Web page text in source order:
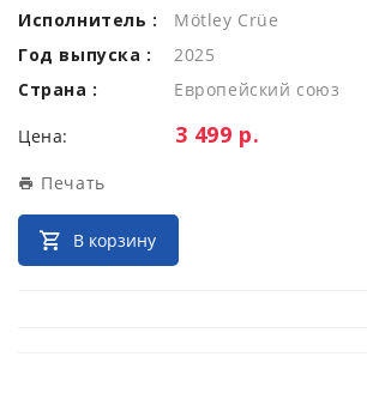
Исполнитель :
Mötley Crüe
Год выпуска :
2025
Страна :
Европейский союз
Цена: Цена:
3 499 р.
Печать
В корзину